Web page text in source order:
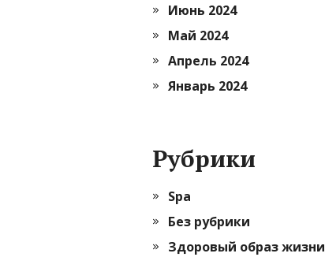
Июнь 2024
Май 2024
Апрель 2024
Январь 2024
Рубрики
Spa
Без рубрики
Здоровый образ жизни